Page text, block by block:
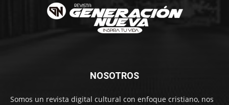
NOSOTROS
Somos un revista digital cultural con enfoque cristiano, nos